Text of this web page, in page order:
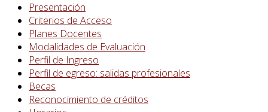
Presentación
Criterios de Acceso
Planes Docentes
Modalidades de Evaluación
Perfil de Ingreso
Perfil de egreso: salidas profesionales
Becas
Reconocimiento de créditos